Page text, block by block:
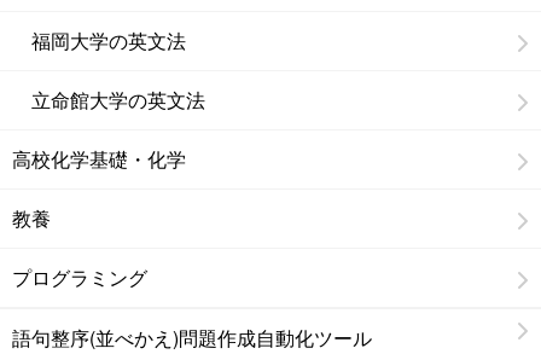
福岡大学の英文法
立命館大学の英文法
高校化学基礎・化学
教養
プログラミング
語句整序(並べかえ)問題作成自動化ツール